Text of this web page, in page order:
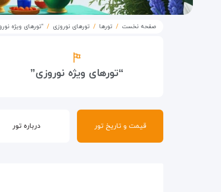
صفحه نخست تورها تورهای نوروزی “تورهای ویژه
“تورهای ویژه نوروزی”
قیمت و تاریخ تور درباره تور